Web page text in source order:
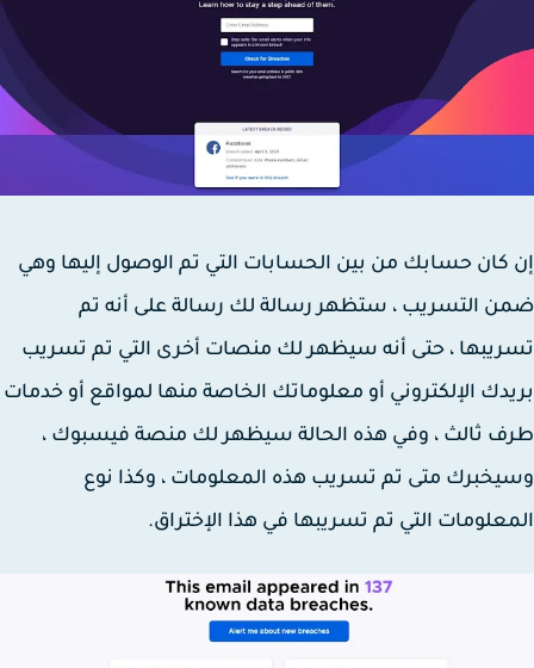
كان حسابك من بين الحسابات التي تم الوصول إليها وهي
التسريب ، ستظهر رسالة لك رسالة على أنه تم
، حتى أنه سيظهر لك منصات أخرى التي تم تسريب
الإلكتروني أو معلوماتك الخاصة منها لمواقع أو خدمات
ثالث ، وفي هذه الحالة سيظهر لك منصة فيسبوك ،
متى تم تسريب هذه المعلومات ، وكذا نوع
التي تم تسريبها في هذا الإختراق.